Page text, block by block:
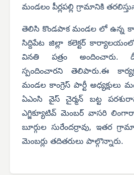
మండలం పీర్లపల్లి గ్రామానికి
తెలిసి కొండపాక మండల లో ఉన్న
సిద్దిపేట జిల్లా కలెక్టర్
వినతి పత్రం అందించారు.
స్పందించారని తెలిపారు.ఈ
మండల కాంగ్రెస్ పార్టీ అధ్యక్షులు
ఏఎంసి వైస్ చైర్మన్ బట్ట
ఎగ్జిక్యూటివ్ మెంబర్ వాసరి
బూర్గుల సురేందర్రావు, ఇతర
మెంబర్లు తదితరులు పాల్గొన్నారు.